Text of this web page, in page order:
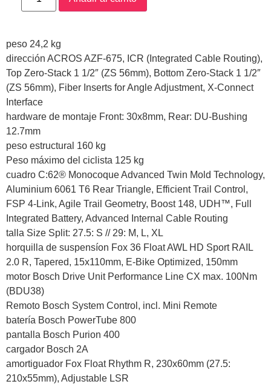
peso 24,2 kg
dirección ACROS AZF-675, ICR (Integrated Cable Routing),
Top Zero-Stack 1 1/2″ (ZS 56mm), Bottom Zero-Stack 1 1/2″
(ZS 56mm), Fiber Inserts for Angle Adjustment, X-Connect
Interface
hardware de montaje Front: 30x8mm, Rear: DU-Bushing
12.7mm
peso estructural 160 kg
Peso máximo del ciclista 125 kg
cuadro C:62® Monocoque Advanced Twin Mold Technology,
Aluminium 6061 T6 Rear Triangle, Efficient Trail Control,
FSP 4-Link, Agile Trail Geometry, Boost 148, UDH™, Full
Integrated Battery, Advanced Internal Cable Routing
talla Size Split: 27.5: S // 29: M, L, XL
horquilla de suspensíon Fox 36 Float AWL HD Sport RAIL
2.0 R, Tapered, 15x110mm, E-Bike Optimized, 150mm
motor Bosch Drive Unit Performance Line CX max. 100Nm
(BDU38)
Remoto Bosch System Control, incl. Mini Remote
batería Bosch PowerTube 800
pantalla Bosch Purion 400
cargador Bosch 2A
amortiguador Fox Float Rhythm R, 230x60mm (27.5:
210x55mm), Adjustable LSR